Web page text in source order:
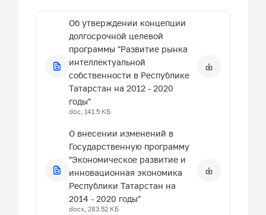
Об утверждении концепции
долгосрочной целевой
программы "Развитие рынка
интеллектуальной
собственности в Республике
Татарстан на 2012 - 2020
годы"
doc, 141.5 КБ
О внесении изменений в
Государственную программу
"Экономическое развитие и
инновационная экономика
Республики Татарстан на
2014 - 2020 годы"
docx, 283.52 КБ